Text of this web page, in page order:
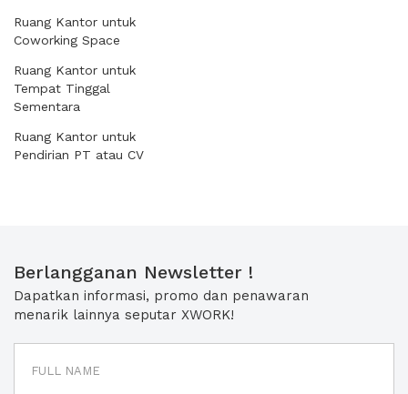
Ruang Kantor untuk
Coworking Space
Ruang Kantor untuk
Tempat Tinggal
Sementara
Ruang Kantor untuk
Pendirian PT atau CV
Berlangganan Newsletter !
Dapatkan informasi, promo dan penawaran
menarik lainnya seputar XWORK!